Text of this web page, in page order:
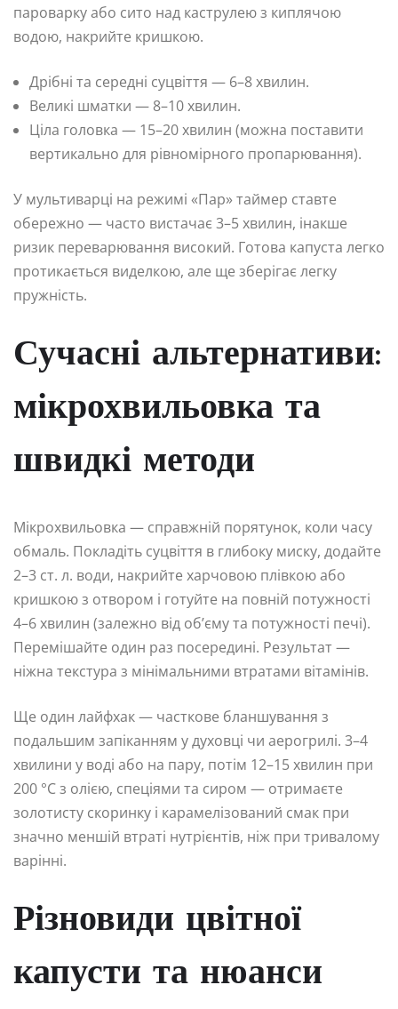
пароварку або сито над каструлею з киплячою
водою, накрийте кришкою.
Дрібні та середні суцвіття — 6–8 хвилин.
Великі шматки — 8–10 хвилин.
Ціла головка — 15–20 хвилин (можна поставити
вертикально для рівномірного пропарювання).
У мультиварці на режимі «Пар» таймер ставте
обережно — часто вистачає 3–5 хвилин, інакше
ризик переварювання високий. Готова капуста легко
протикається виделкою, але ще зберігає легку
пружність.
Сучасні альтернативи:
мікрохвильовка та
швидкі методи
Мікрохвильовка — справжній порятунок, коли часу
обмаль. Покладіть суцвіття в глибоку миску, додайте
2–3 ст. л. води, накрийте харчовою плівкою або
кришкою з отвором і готуйте на повній потужності
4–6 хвилин (залежно від об’єму та потужності печі).
Перемішайте один раз посередині. Результат —
ніжна текстура з мінімальними втратами вітамінів.
Ще один лайфхак — часткове бланшування з
подальшим запіканням у духовці чи аерогрилі. 3–4
хвилини у воді або на пару, потім 12–15 хвилин при
200 °C з олією, спеціями та сиром — отримаєте
золотисту скоринку і карамелізований смак при
значно меншій втраті нутрієнтів, ніж при тривалому
варінні.
Різновиди цвітної
капусти та нюанси